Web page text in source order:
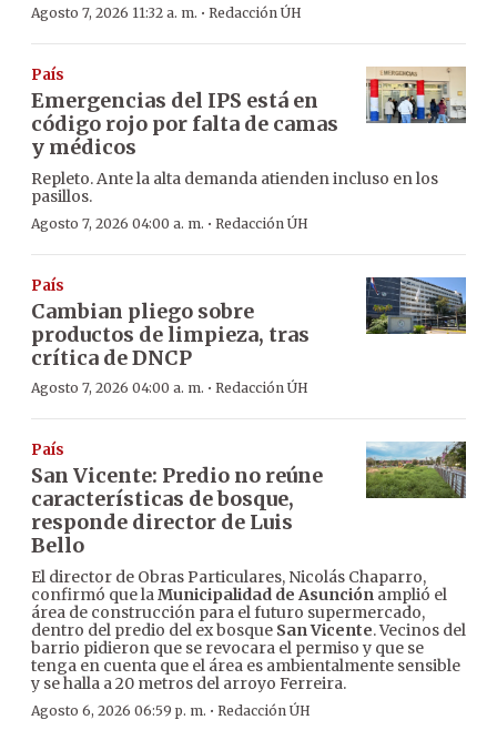
Agosto 7, 2026 11:32 a. m. · Redacción ÚH
País
Emergencias del IPS está en
código rojo por falta de camas
y médicos
Repleto. Ante la alta demanda atienden incluso en los
pasillos.
Agosto 7, 2026 04:00 a. m. · Redacción ÚH
País
Cambian pliego sobre
productos de limpieza, tras
crítica de DNCP
Agosto 7, 2026 04:00 a. m. · Redacción ÚH
País
San Vicente: Predio no reúne
características de bosque,
responde director de Luis
Bello
El director de Obras Particulares, Nicolás Chaparro,
confirmó que laMunicipalidad de Asunción amplió el
área de construcción para el futuro supermercado,
dentro del predio del ex bosque San Vicente. Vecinos del
barrio pidieron que se revocara el permiso y que se
tenga en cuenta que el área es ambientalmente sensible
y se halla a 20 metros del arroyo Ferreira.
Agosto 6, 2026 06:59 p. m. · Redacción ÚH